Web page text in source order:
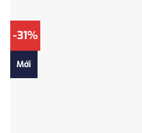
-31%
Mới